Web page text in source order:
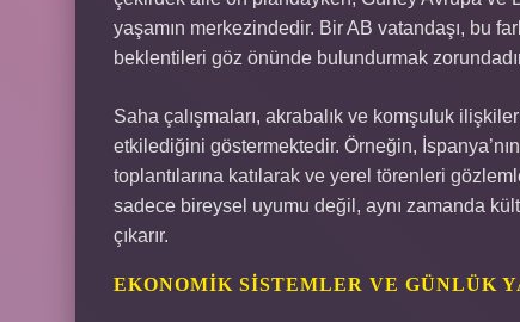
yaşamın merkezindedir. Bir AB vatandaşı, bu
beklentileri göz önünde bulundurmak
Saha çalışmaları, akrabalık ve komşuluk
etkilediğini göstermektedir. Örneğin,
toplantılarına katılarak ve yerel törenleri
sadece bireysel uyumu değil, aynı zamanda
çıkarır.
EKONOMIK SISTEMLER VE GÜNLÜK